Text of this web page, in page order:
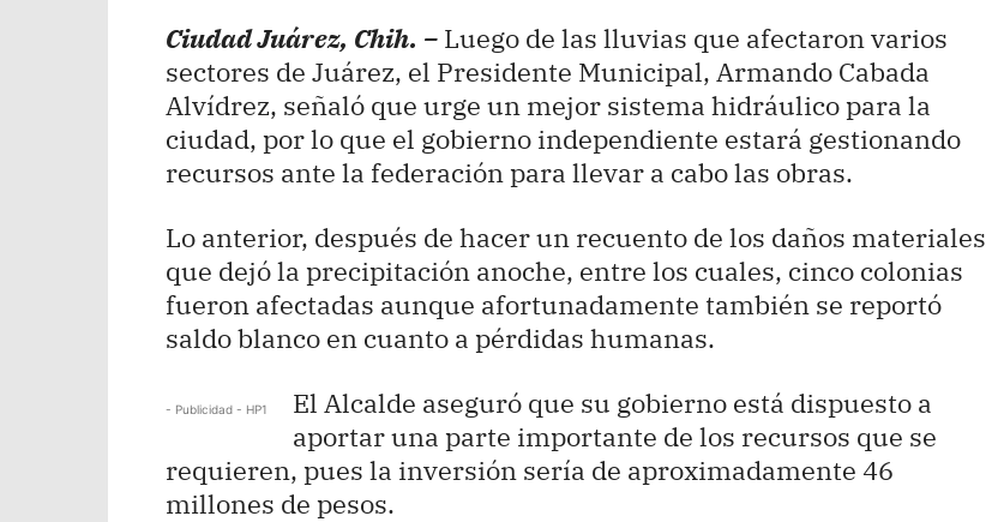
Ciudad Juárez, Chih. – Luego de las lluvias que afectaron varios
sectores de Juárez, el Presidente Municipal, Armando Cabada
Alvídrez, señaló que urge un mejor sistema hidráulico para la
ciudad, por lo que el gobierno independiente estará gestionando
recursos ante la federación para llevar a cabo las obras.
Lo anterior, después de hacer un recuento de los daños materiales
que dejó la precipitación anoche, entre los cuales, cinco colonias
fueron afectadas aunque afortunadamente también se reportó
saldo blanco en cuanto a pérdidas humanas.
- Publicidad - HP1
El Alcalde aseguró que su gobierno está dispuesto a
aportar una parte importante de los recursos que se
requieren, pues la inversión sería de aproximadamente 46
millones de pesos.